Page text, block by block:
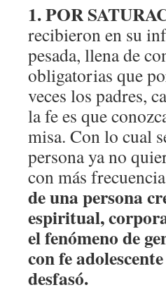
1. POR
recibieron en su
pesada, llena de
obligatorias que
veces los padres,
la fe es que
misa. Con lo cual
persona ya no
con más
de una persona
espiritual,
el fenómeno de
con fe
desfasó.